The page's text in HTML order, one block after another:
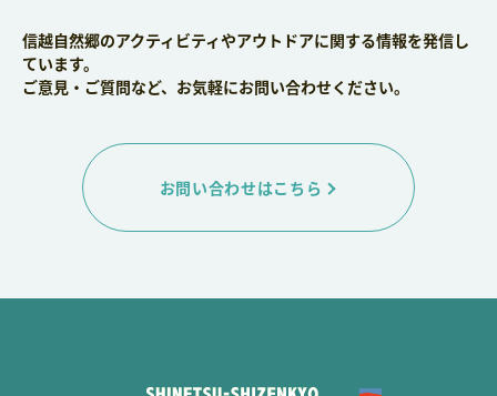
信越自然郷のアクティビティやアウトドアに関する情報を発信し
ています。
ご意見・ご質問など、お気軽にお問い合わせください。
お問い合わせはこちら